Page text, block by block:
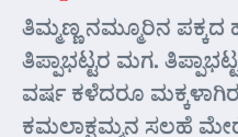
ತಿಮ್ಮಣ್ಣ ನಮ್ಮೂರಿನ ಪಕ್ಕದ
ತಿಪ್ಪಾಭಟ್ಟರ ಮಗ.
ವರ್ಷ ಕಳೆದರೂ
ಕಮಲಾಕ್ಷಮ್ಮನ ಸಲಹೆ